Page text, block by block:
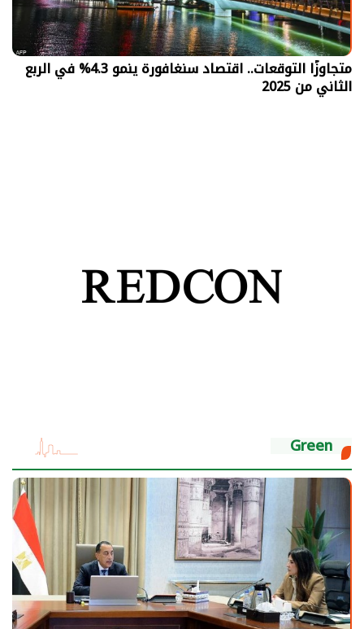
متجاوزًا التوقعات.. اقتصاد سنغافورة ينمو 4.3% في الربع
الثاني من 2025
Green